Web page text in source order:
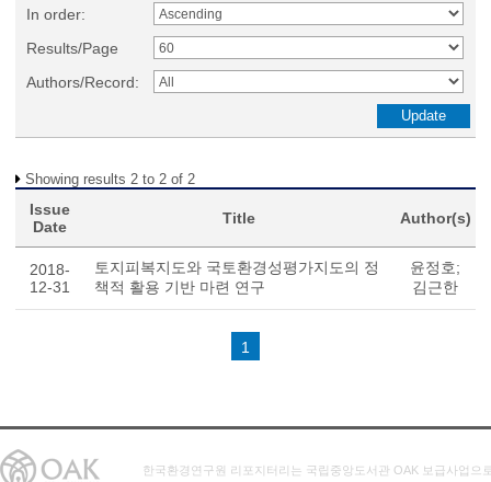
In order:
Results/Page
Authors/Record:
Showing results 2 to 2 of 2
Issue
Date
Title Author(s)
2018-
12-31
토지피복지도와 국토환경성평가지도의 정
책적 활용 기반 마련 연구
윤정호;
김근한
1
한국환경연구원 리포지터리는 국립중앙도서관 OAK 보급사업